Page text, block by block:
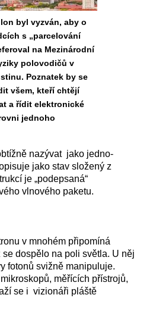
byl vyzván, aby o
s „parcelování
na Mezinárodní
polovodičů v
Poznatek by se
všem, kteří chtějí
a řídit elektronické
jednoho
nazývat jako jedno-
jako stav složený z
je „podepsaná“
vlnového paketu.
v mnohém připomíná
dospělo na poli světla. U něj
fotonů svižně manipuluje.
měřících přístrojů,
se i vizionáři pláště